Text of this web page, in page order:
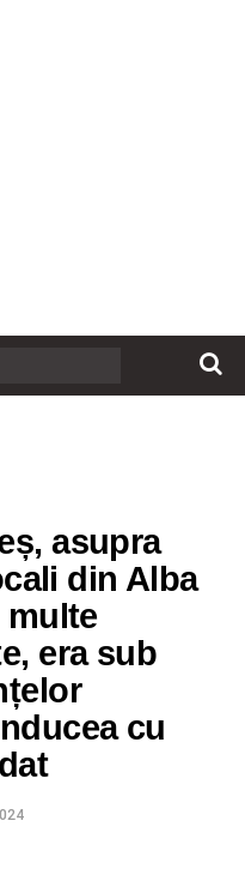
asupra
din Alba
multe
era sub
cu